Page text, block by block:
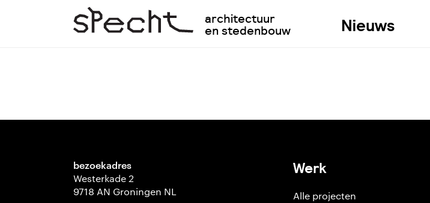
architectuur
en stedenbouw Nieuws
bezoekadres
Westerkade 2
9718 AN Groningen NL
Werk
Alle projecten